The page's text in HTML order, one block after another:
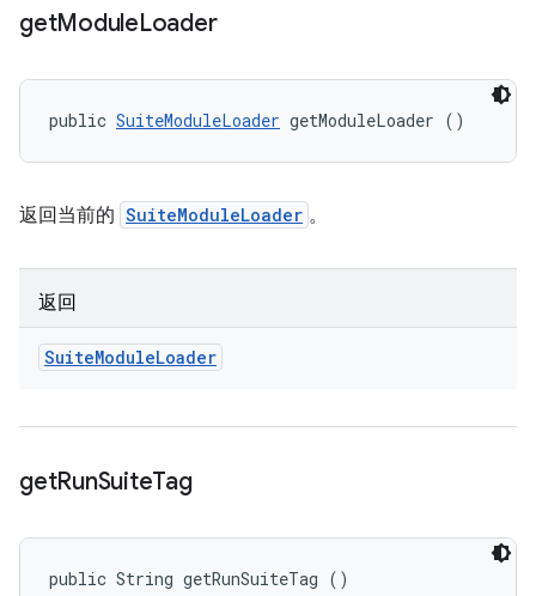
getModuleLoader
public SuiteModuleLoader getModuleLoader ()
返回当前的 SuiteModuleLoader 。
返回
SuiteModuleLoader
getRunSuiteTag
public String getRunSuiteTag ()